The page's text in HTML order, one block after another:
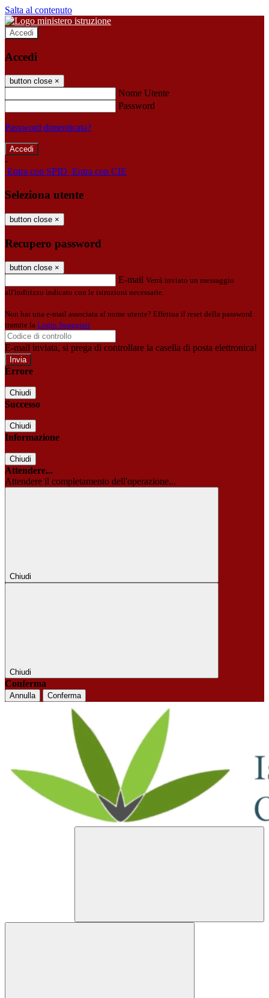
Salta al contenuto
Accedi
Accedi
button close ×
Nome Utente
Password
Password dimenticata?
-
Entra con SPID Entra con CIE
Seleziona utente
button close ×
Recupero password
button close ×
E-mail Verrà inviato un messaggio
all'indirizzo indicato con le istruzioni necessarie.
Non hai una e-mail associata al nome utente? Effettua il reset della password
tramite la Login Spaggiari
E-mail inviata, si prega di controllare la casella di posta elettronica!
Errore
Chiudi
Successo
Chiudi
Informazione
Chiudi
Attendere...
Attendere il completamento dell'operazione...
Chiudi
Chiudi
Conferma
Annulla Conferma